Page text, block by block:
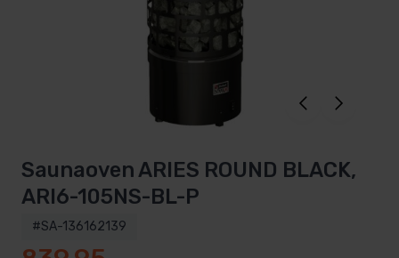
Saunaoven ARIES ROUND BLACK,
ARI6-105NS-BL-P
#SA-136162139